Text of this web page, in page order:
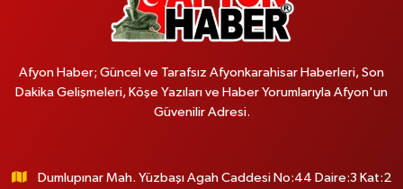
Afyon Haber; Güncel ve Tarafsız Afyonkarahisar Haberleri, Son
Dakika Gelişmeleri, Köşe Yazıları ve Haber Yorumlarıyla Afyon'un
Güvenilir Adresi.
Dumlupınar Mah. Yüzbaşı Agah Caddesi No:44 Daire:3 Kat:2